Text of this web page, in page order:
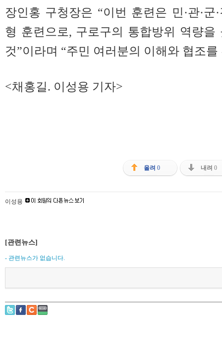
장인홍 구청장은 “이번 훈련은 민·관·군
형 훈련으로, 구로구의 통합방위 역량
것”이라며 “주민 여러분의 이해와 협조
<채홍길. 이성용 기자>
올려 0 내려 0
이성용
[관련뉴스]
- 관련뉴스가 없습니다.